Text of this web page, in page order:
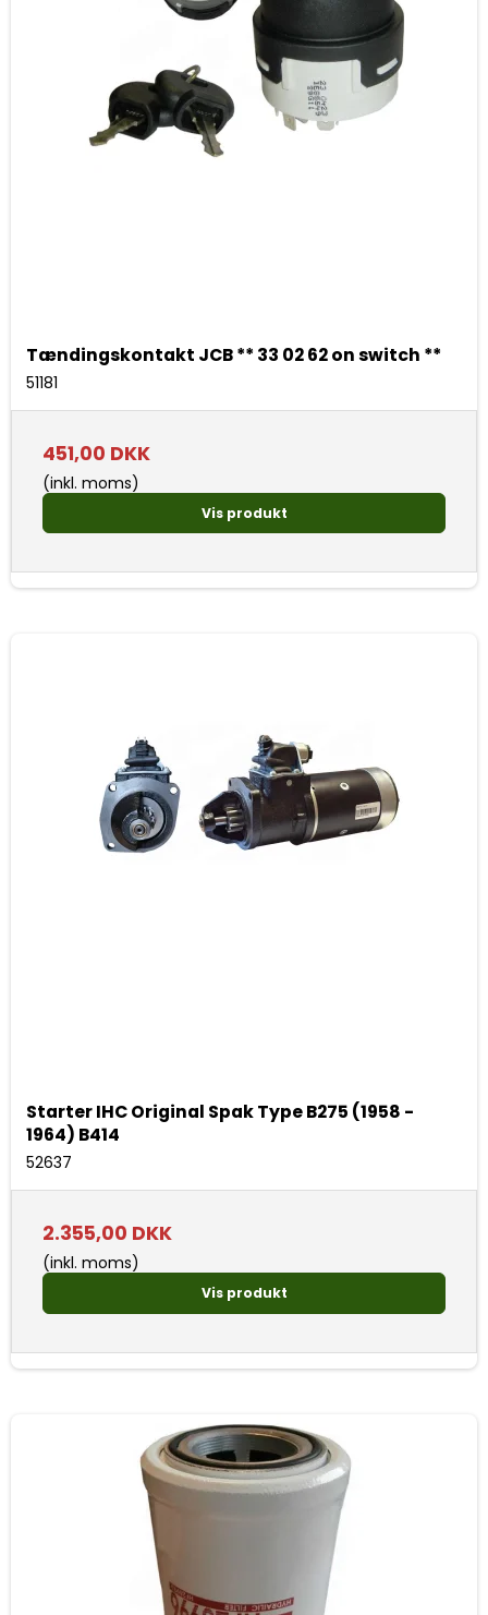
Tændingskontakt JCB ** 33 02 62 on switch **
51181
451,00 DKK
(inkl. moms)
Vis produkt
Starter IHC Original Spak Type B275 (1958 -
1964) B414
52637
2.355,00 DKK
(inkl. moms)
Vis produkt